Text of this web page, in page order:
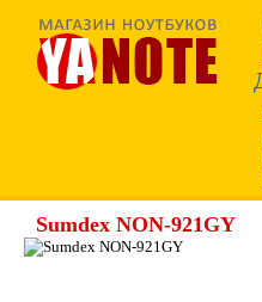
Sumdex NON-921GY